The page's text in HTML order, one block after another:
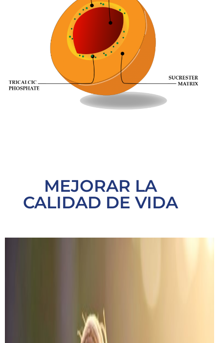
MEJORAR LA
CALIDAD DE VIDA